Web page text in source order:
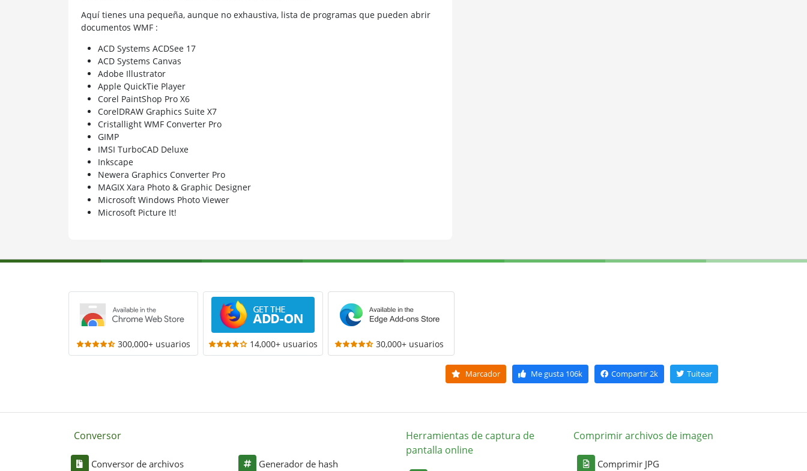
Aquí tienes una pequeña, aunque no exhaustiva, lista de programas que pueden abrir
documentos WMF :
ACD Systems ACDSee 17
ACD Systems Canvas
Adobe Illustrator
Apple QuickTie Player
Corel PaintShop Pro X6
CorelDRAW Graphics Suite X7
Cristallight WMF Converter Pro
GIMP
IMSI TurboCAD Deluxe
Inkscape
Newera Graphics Converter Pro
MAGIX Xara Photo & Graphic Designer
Microsoft Windows Photo Viewer
Microsoft Picture It!
300,000+ usuarios 14,000+ usuarios 30,000+ usuarios
Marcador Me gusta106k Compartir 2k Tuitear
Conversor
Conversor de archivos Generador de hash
Herramientas de captura de
pantalla online
Comprimir archivos de imagen
Comprimir JPG